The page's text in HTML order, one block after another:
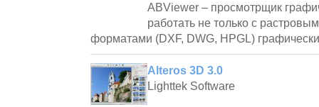
ABViewer – просмотрщик
работать не только с
форматами (DXF, DWG, HPGL)
Alteros 3D 3.0
Lighttek Software